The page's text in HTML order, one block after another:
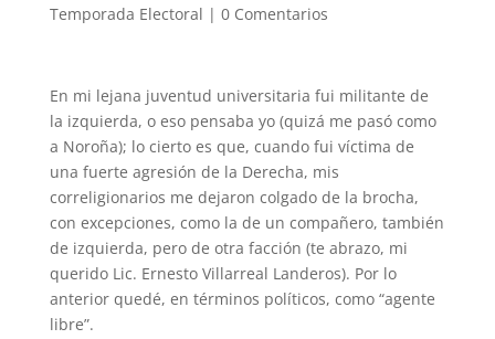
Temporada Electoral | 0 Comentarios
En mi lejana juventud universitaria fui militante de
la izquierda, o eso pensaba yo (quizá me pasó como
a Noroña); lo cierto es que, cuando fui víctima de
una fuerte agresión de la Derecha, mis
correligionarios me dejaron colgado de la brocha,
con excepciones, como la de un compañero, también
de izquierda, pero de otra facción (te abrazo, mi
querido Lic. Ernesto Villarreal Landeros). Por lo
anterior quedé, en términos políticos, como “agente
libre”.